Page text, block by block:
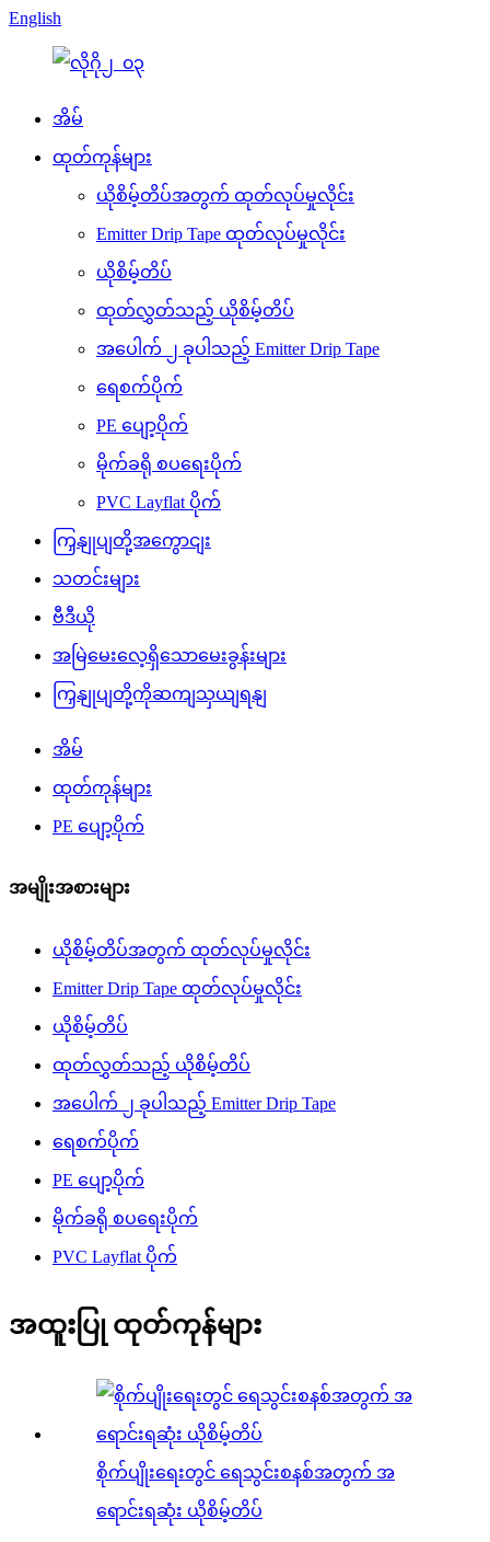
English
အိမ်
ထုတ်ကုန်များ
ယိုစိမ့်တိပ်အတွက် ထုတ်လုပ်မှုလိုင်း
Emitter Drip Tape ထုတ်လုပ်မှုလိုင်း
ယိုစိမ့်တိပ်
ထုတ်လွှတ်သည့် ယိုစိမ့်တိပ်
အပေါက် ၂ ခုပါသည့် Emitter Drip Tape
ရေစက်ပိုက်
PE ပျော့ပိုက်
မိုက်ခရို စပရေးပိုက်
PVC Layflat ပိုက်
ကြှနျုပျတို့အကွောငျး
သတင်းများ
ဗီဒီယို
အမြဲမေးလေ့ရှိသောမေးခွန်းများ
ကြှနျုပျတို့ကိုဆကျသှယျရနျ
အိမ်
ထုတ်ကုန်များ
PE ပျော့ပိုက်
အမျိုးအစားများ
ယိုစိမ့်တိပ်အတွက် ထုတ်လုပ်မှုလိုင်း
Emitter Drip Tape ထုတ်လုပ်မှုလိုင်း
ယိုစိမ့်တိပ်
ထုတ်လွှတ်သည့် ယိုစိမ့်တိပ်
အပေါက် ၂ ခုပါသည့် Emitter Drip Tape
ရေစက်ပိုက်
PE ပျော့ပိုက်
မိုက်ခရို စပရေးပိုက်
PVC Layflat ပိုက်
အထူးပြု ထုတ်ကုန်များ
စိုက်ပျိုးရေးတွင် ရေသွင်းစနစ်အတွက် အ
ရောင်းရဆုံး ယိုစိမ့်တိပ်